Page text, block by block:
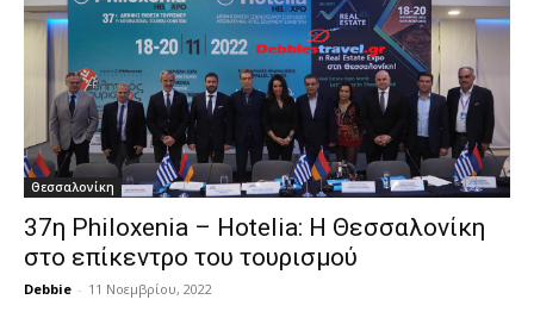
Θεσσαλονίκη
37η Philoxenia – Hotelia: Η Θεσσαλονίκη
στο επίκεντρο του τουρισμού
Debbie - 11 Νοεμβρίου, 2022